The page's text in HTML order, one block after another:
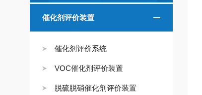
催化剂评价装置
催化剂评价系统
VOC催化剂评价装置
脱硫脱硝催化剂评价装置